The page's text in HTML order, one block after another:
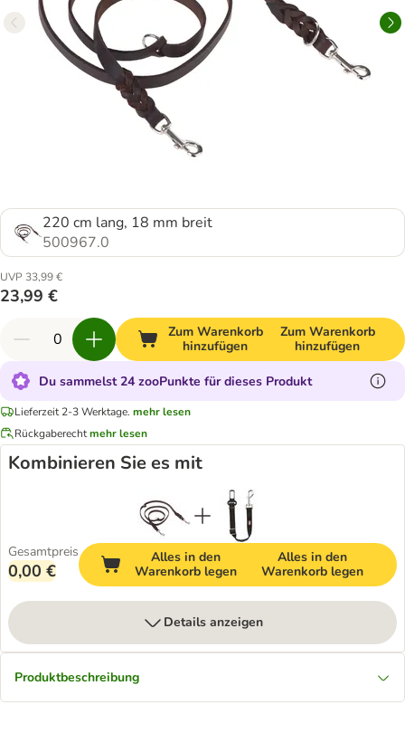
220 cm lang, 18 mm breit
500967.0
UVP 33,99 €
23,99 €
Zum Warenkorb
hinzufügen
Zum Warenkorb
hinzufügen
Du sammelst 24 zooPunkte für dieses Produkt
Lieferzeit 2-3 Werktage. mehr lesen
Rückgaberechtmehr lesen
Kombinieren Sie es mit
Gesamtpreis
0,00 €
Alles in den
Warenkorb legen
Alles in den
Warenkorb legen
Details anzeigen
Produktbeschreibung